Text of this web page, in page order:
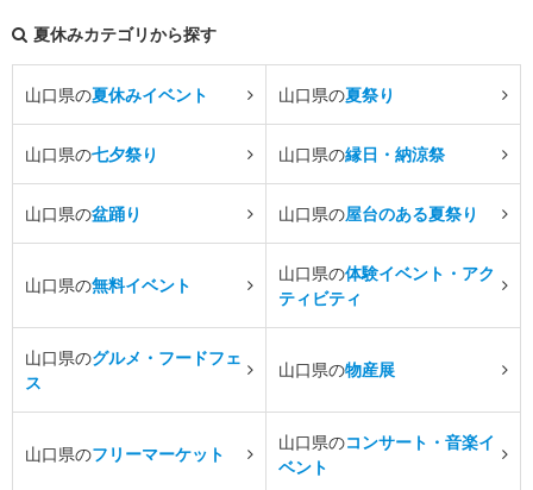
夏休みカテゴリから探す
山口県の夏休みイベント 山口県の夏祭り
山口県の七夕祭り 山口県の縁日・納涼祭
山口県の盆踊り 山口県の屋台のある夏祭り
山口県の無料イベント
山口県の体験イベント・アク
ティビティ
山口県のグルメ・フードフェ
ス
山口県の物産展
山口県のフリーマーケット
山口県のコンサート・音楽イ
ベント